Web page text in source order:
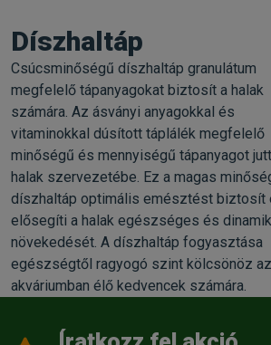
Díszhaltáp
Csúcsminőségű díszhaltáp granulátum
megfelelő tápanyagokat biztosít a halak
számára. Az ásványi anyagokkal és
vitaminokkal dúsított táplálék megfelelő
minőségű és mennyiségű tápanyagot
halak szervezetébe. Ez a magas
díszhaltáp optimális emésztést biztosít
elősegíti a halak egészséges és
növekedését. A díszhaltáp fogyasztása
egészségtől ragyogó szint kölcsönöz az
akváriumban élő kedvencek számára.